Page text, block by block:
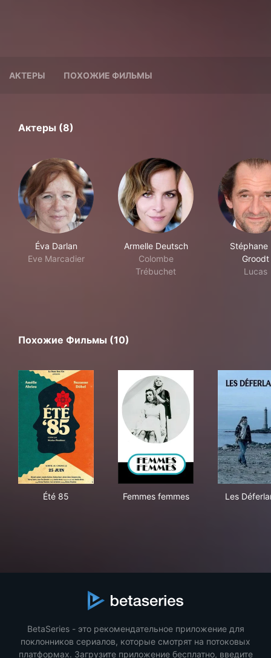
АКТЕРЫ ПОХОЖИЕ ФИЛЬМЫ
Актеры (8)
Éva Darlan
Eve Marcadier
Armelle Deutsch
Colombe
Trébuchet
Stéphane
Groodt
Lucas
Похожие Фильмы (10)
Été 85 Femmes femmes Les
BetaSeries - это рекомендательное приложение для
поклонников сериалов, которые смотрят на потоковых
платформах. Загрузите приложение бесплатно, введите